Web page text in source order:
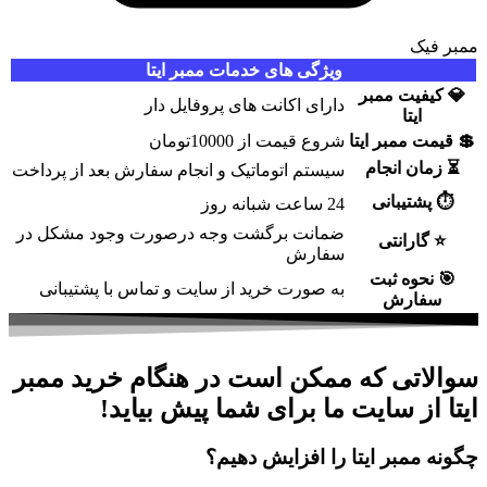
ویژگی های خدمات ممبر ایتا
ممبر
دارای اکانت های پروفایل دار
ممبر ایتا شروع قیمت از 10000تومان
انجام
سیستم اتوماتیک و انجام سفارش بعد از پرداخت
24 ساعت شبانه روز
ضمانت برگشت وجه درصورت وجود مشکل در
سفارش
ثبت
به صورت خرید از سایت و تماس با پشتیبانی
که ممکن است در هنگام خرید ممبر
سایت ما برای شما پیش بیاید!
ایتا را افزایش دهیم؟